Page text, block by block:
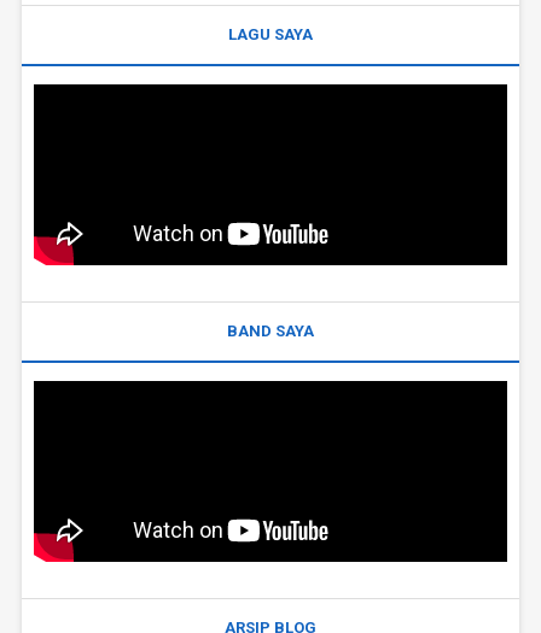
LAGU SAYA
BAND SAYA
ARSIP BLOG